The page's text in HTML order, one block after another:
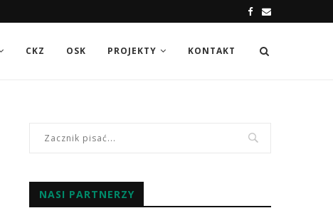
CKZ OSK PROJEKTY KONTAKT
NASI PARTNERZY